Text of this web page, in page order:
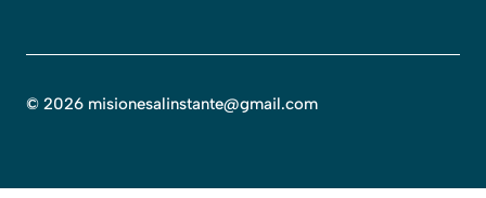
© 2026 misionesalinstante@gmail.com